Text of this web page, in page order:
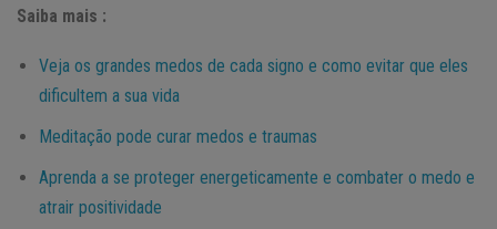
Saiba mais :
Veja os grandes medos de cada signo e como evitar que eles
dificultem a sua vida
Meditação pode curar medos e traumas
Aprenda a se proteger energeticamente e combater o medo e
atrair positividade